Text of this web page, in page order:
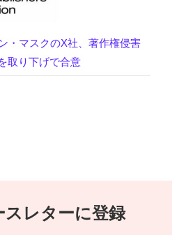
・マスクのX社、著作権侵害
取り下げで合意
スレターに登録